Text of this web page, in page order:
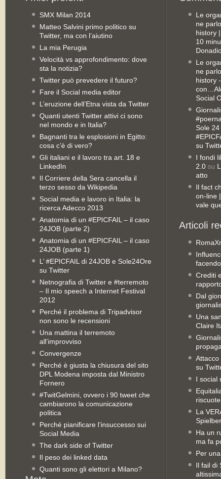
SMX Milan 2014
Matteo Salvini primo politico su
Twitter, ma con l’aiutino
La mia Perugia
Velocità vs approfondimento: dove
sta la notizia?
Twitter può prevedere il futuro?
Fare il Social media editor
L’eruzione dell’Etna vista da Twitter
Quanti utenti Twitter attivi ci sono
nel mondo e in Italia?
Bagnanti tra le esplosioni in Egitto:
cosa c’è di vero?
Gli italiani e il lavoro tra art. 18 e
LinkedIn
Il Corriere della Sera cancella il
terzo sesso da Wikipedia
Social media e lavoro in Italia: la
ricerca Adecco 2013
Anatomia di un #EPICFAIL – il caso
24JOB (parte 2)
Anatomia di un #EPICFAIL – il caso
24JOB (parte 1)
L’ #EPICFAIL di 24JOB e Sole24Ore
su Twitter
Netnografia di Twitter e #terremoto
– Il mio speech a Internet Festival
2012
Perché il problema di Tripadvisor
non sono le recensioni
Una mattina il terremoto
all’improvviso
Convergenze
Perché è giusta la chiusura del sito
DPL Modena imposta dal Ministro
Fornero
#TwitGelmini, ovvero i 90 tweet che
cambiarono la comunicazione
politica
Perché pianificare l’insuccesso sui
Social Media
The dark side of Twitter
Il peso dei linked data
Quanti sono gli elettori a Milano?
Le
ne
history
10
Le
ne
history
Social
Sole
su
I fondi
2.0 su
atto
Il fact
on-line
vale
Crediti
Dal
Una
Claire
Attacco
su
I social
La
Ha un
ma fa
Per
Il fail di